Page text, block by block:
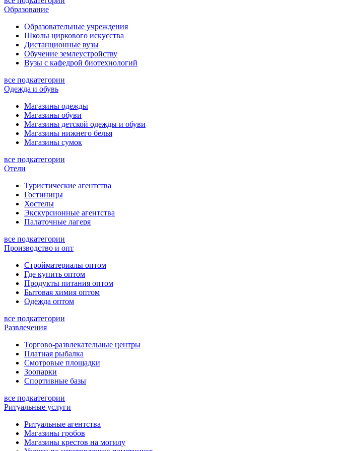
Образование
Образовательные учреждения
Школы циркового искусства
Дистанционные вузы
Обучение землеустройству
Вузы с кафедрой биотехнологий
все подкатегории
Одежда и обувь
Магазины одежды
Магазины обуви
Магазины детской одежды и обуви
Магазины нижнего белья
Магазины сумок
все подкатегории
Отели
Туристические агентства
Гостиницы
Хостелы
Экскурсионные агентства
Палаточные лагеря
все подкатегории
Производство и опт
Стройматериалы оптом
Где купить оптом
Продукты питания оптом
Бытовая химия оптом
Одежда оптом
все подкатегории
Развлечения
Торгово-развлекательные центры
Платная рыбалка
Смотровые площадки
Зоопарки
Спортивные базы
все подкатегории
Ритуальные услуги
Ритуальные агентства
Магазины гробов
Магазины крестов на могилу